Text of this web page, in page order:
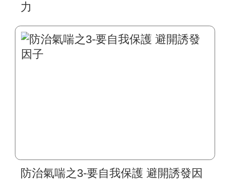
力
防治氣喘之3-要自我保護 避開誘發因